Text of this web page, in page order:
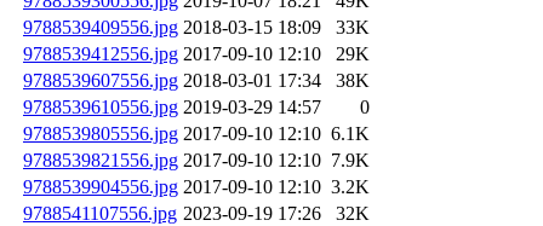
9788539409556.jpg 2018-03-15 18:09
33K
9788539412556.jpg 2017-09-10 12:10
29K
9788539607556.jpg 2018-03-01 17:34
38K
9788539610556.jpg 2019-03-29 14:57
0
9788539805556.jpg 2017-09-10 12:10 6.1K
9788539821556.jpg 2017-09-10 12:10 7.9K
9788539904556.jpg 2017-09-10 12:10 3.2K
9788541107556.jpg 2023-09-19 17:26
32K